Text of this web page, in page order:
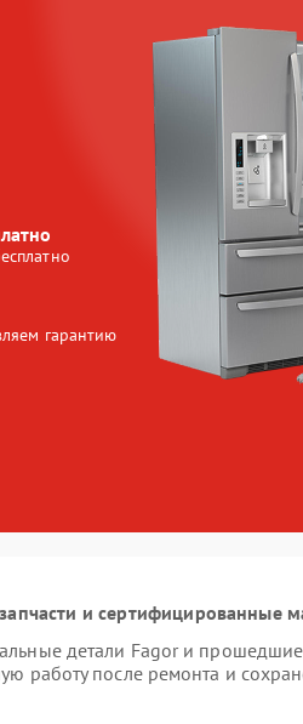
гарантию
и сертифицированные
детали Fagor и
работу после ремонта и